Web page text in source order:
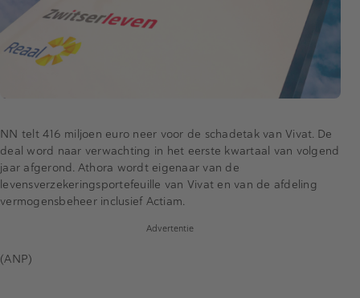
NN telt 416 miljoen euro neer voor de schadetak van Vivat. De
deal word naar verwachting in het eerste kwartaal van volgend
jaar afgerond. Athora wordt eigenaar van de
levensverzekeringsportefeuille van Vivat en van de afdeling
vermogensbeheer inclusief Actiam.
Advertentie
(ANP)